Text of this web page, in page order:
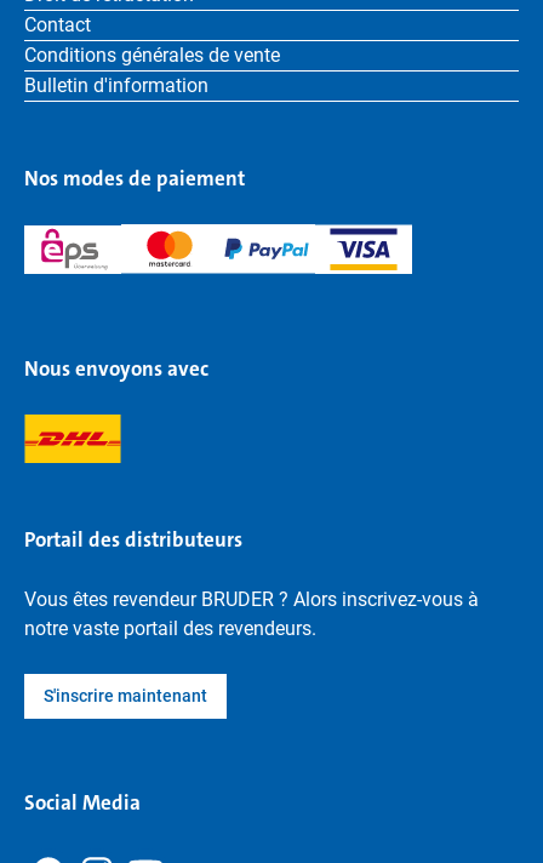
Contact
Conditions générales de vente
Bulletin d'information
Nos modes de paiement
Nous envoyons avec
Portail des distributeurs
Vous êtes revendeur BRUDER ? Alors inscrivez-vous à
notre vaste portail des revendeurs.
S'inscrire maintenant
Social Media